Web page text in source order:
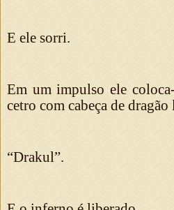
E ele sorri.
Em um impulso ele
cetro com cabeça de
“Drakul”.